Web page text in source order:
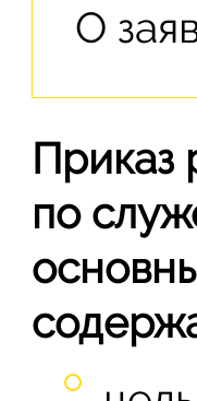
О
Приказ
по